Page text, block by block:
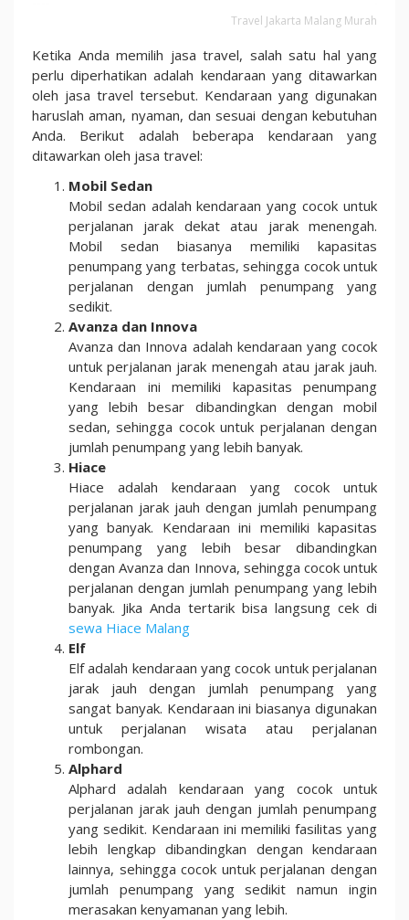
Travel Jakarta Malang Murah
Ketika Anda memilih jasa travel, salah satu hal yang
perlu diperhatikan adalah kendaraan yang ditawarkan
oleh jasa travel tersebut. Kendaraan yang digunakan
haruslah aman, nyaman, dan sesuai dengan kebutuhan
Anda. Berikut adalah beberapa kendaraan yang
ditawarkan oleh jasa travel:
Mobil Sedan
Mobil sedan adalah kendaraan yang cocok untuk
perjalanan jarak dekat atau jarak menengah.
Mobil sedan biasanya memiliki kapasitas
penumpang yang terbatas, sehingga cocok untuk
perjalanan dengan jumlah penumpang yang
sedikit.
Avanza dan Innova
Avanza dan Innova adalah kendaraan yang cocok
untuk perjalanan jarak menengah atau jarak jauh.
Kendaraan ini memiliki kapasitas penumpang
yang lebih besar dibandingkan dengan mobil
sedan, sehingga cocok untuk perjalanan dengan
jumlah penumpang yang lebih banyak.
Hiace
Hiace adalah kendaraan yang cocok untuk
perjalanan jarak jauh dengan jumlah penumpang
yang banyak. Kendaraan ini memiliki kapasitas
penumpang yang lebih besar dibandingkan
dengan Avanza dan Innova, sehingga cocok untuk
perjalanan dengan jumlah penumpang yang lebih
banyak. Jika Anda tertarik bisa langsung cek di
sewa Hiace Malang
Elf
Elf adalah kendaraan yang cocok untuk perjalanan
jarak jauh dengan jumlah penumpang yang
sangat banyak. Kendaraan ini biasanya digunakan
untuk perjalanan wisata atau perjalanan
rombongan.
Alphard
Alphard adalah kendaraan yang cocok untuk
perjalanan jarak jauh dengan jumlah penumpang
yang sedikit. Kendaraan ini memiliki fasilitas yang
lebih lengkap dibandingkan dengan kendaraan
lainnya, sehingga cocok untuk perjalanan dengan
jumlah penumpang yang sedikit namun ingin
merasakan kenyamanan yang lebih.